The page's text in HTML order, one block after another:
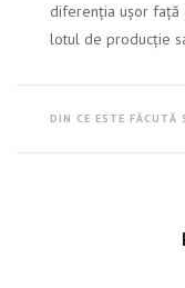
diferenția ușor
lotul de producție
DIN CE ESTE FĂCUTĂ